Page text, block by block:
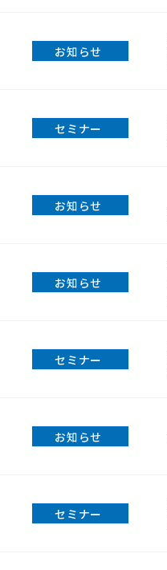
お知らせ
セミナー
お知らせ
お知らせ
セミナー
お知らせ
セミナー